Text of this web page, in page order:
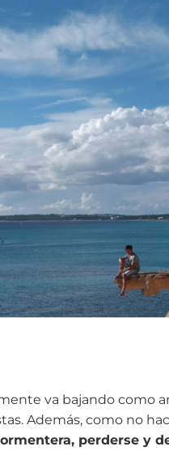
va bajando como
Además, como no
perderse y